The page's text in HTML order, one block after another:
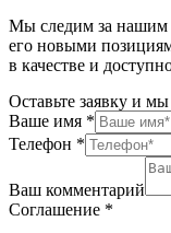
Мы следим за нашим
его новыми
в качестве и
Оставьте заявку и
Ваше имя *
Телефон *
Ваш комментарий
Соглашение *